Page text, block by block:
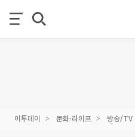
이투데이 문화·라이프 방송/TV